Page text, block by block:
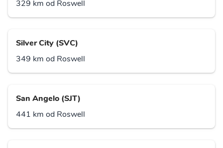
329 km od Roswell
Silver City (SVC)
349 km od Roswell
San Angelo (SJT)
441 km od Roswell